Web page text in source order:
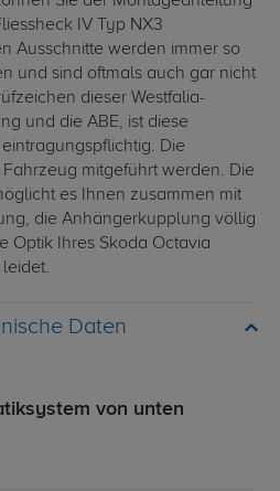
IV Typ NX3
Ausschnitte werden immer so
und sind oftmals auch gar nicht
dieser Westfalia-
und die ABE, ist diese
Die
mitgeführt werden. Die
es Ihnen zusammen mit
die Anhängerkupplung völlig
Optik Ihres Skoda Octavia
Daten
von unten